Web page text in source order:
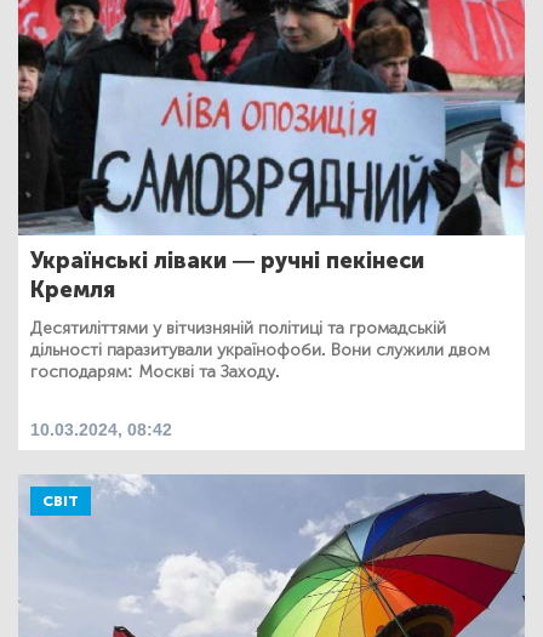
Українські ліваки — ручні пекінеси
Кремля
Десятиліттями у вітчизняній політиці та громадській
дільності паразитували українофоби. Вони служили двом
господарям: Москві та Заходу.
10.03.2024, 08:42
СВІТ